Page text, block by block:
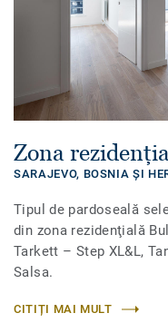
Zona
SARAJEVO, BOSNIA ŞI
Tipul de pardoseală
din zona rezidenţială
Tarkett – Step XL&L,
Salsa.
CITIȚI MAI MULT